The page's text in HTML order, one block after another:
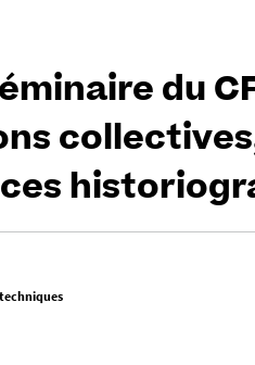
du